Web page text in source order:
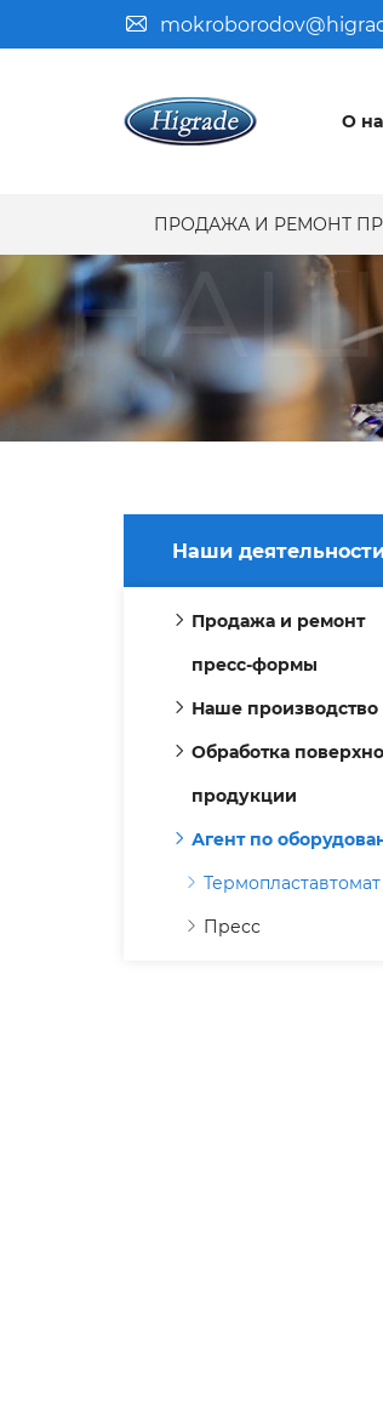
О
ПРОДАЖА И РЕМОНТ
Наши
Продажа и ремонт
пресс-формы
Наше производство
Обработка
продукции
Агент по
Термопластавтомат
Пресс